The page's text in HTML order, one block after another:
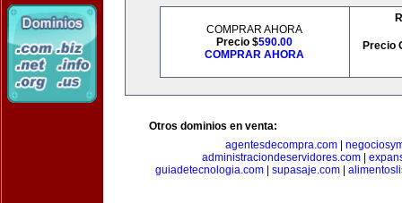
COMPRAR AHORA
Precio $590.00
COMPRAR AHORA
Precio
Otros dominios en venta:
agentesdecompra.com|
administraciondeservidores.com
guiadetecnologia.com
supasaje.com